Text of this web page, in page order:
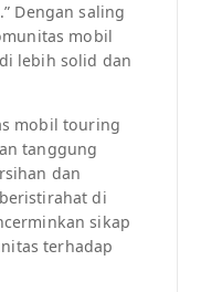
Dengan saling
mobil
lebih solid dan
mobil touring
tanggung
dan
di
sikap
terhadap